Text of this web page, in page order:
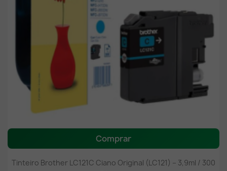
Comprar
Tinteiro Brother LC121C Ciano Original (LC121) – 3,9ml / 300